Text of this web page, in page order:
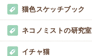
猫色スケッチブック
ネコノミストの研究室
イチャ猫